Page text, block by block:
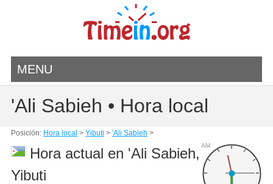
MENU
'Ali Sabieh • Hora local
Posición: Hora local > Yibuti > 'Ali Sabieh >
AM
Hora actual en 'Ali Sabieh,
Yibuti